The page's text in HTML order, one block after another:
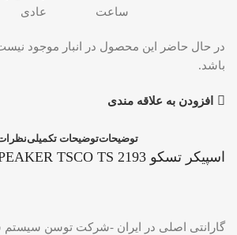
ساعت
عادی
در حال حاضر این محصول در انبار موجود
باشد.
افزودن به علاقه مندی
توضیحاتتوضیحات تکمیلینظرات
اسپیکر تسکو SPEAKER TSCO TS 2193
گارانتی اصلی در ایران -شرکت توسن